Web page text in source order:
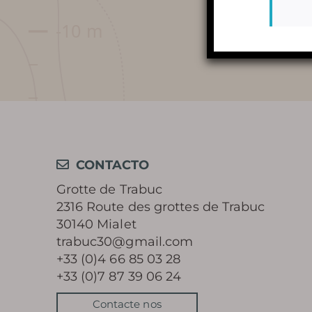
ALREDEDOR DE LA CUEVA
CONTACTO
Grotte de Trabuc
2316 Route des grottes de Trabuc
30140 Mialet
trabuc30@gmail.com
+33 (0)4 66 85 03 28
+33 (0)7 87 39 06 24
Contacte nos